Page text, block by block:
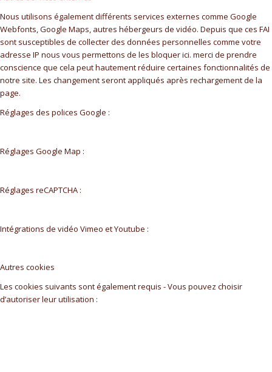
Nous utilisons également différents services externes comme Google
Webfonts, Google Maps, autres hébergeurs de vidéo. Depuis que ces FAI
sont susceptibles de collecter des données personnelles comme votre
adresse IP nous vous permettons de les bloquer ici. merci de prendre
conscience que cela peut hautement réduire certaines fonctionnalités de
notre site. Les changement seront appliqués après rechargement de la
page.
Réglages des polices Google :
Réglages Google Map :
Réglages reCAPTCHA :
Intégrations de vidéo Vimeo et Youtube :
Autres cookies
Les cookies suivants sont également requis - Vous pouvez choisir
d’autoriser leur utilisation :